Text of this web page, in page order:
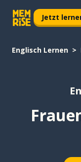
Jetzt
Englisch Lernen